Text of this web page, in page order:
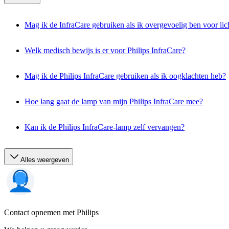
Mag ik de InfraCare gebruiken als ik overgevoelig ben voor
Welk medisch bewijs is er voor Philips InfraCare?
Mag ik de Philips InfraCare gebruiken als ik oogklachten heb?
Hoe lang gaat de lamp van mijn Philips InfraCare mee?
Kan ik de Philips InfraCare-lamp zelf vervangen?
Alles weergeven
Contact opnemen met Philips